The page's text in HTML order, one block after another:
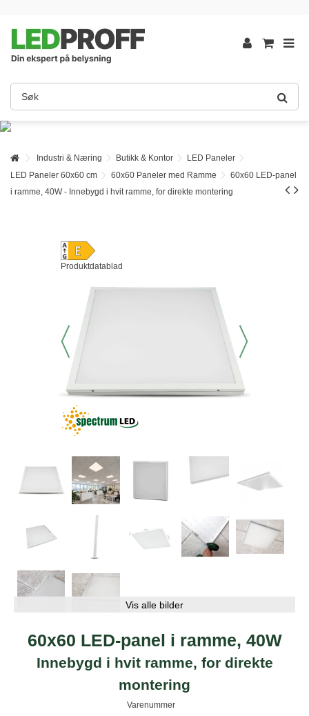
Industri & Næring Butikk & Kontor
LED Paneler
LED Paneler 60x60 cm
60x60 Paneler med Ramme
60x60 LED-panel
i ramme, 40W - Innebygd i hvit ramme, for direkte montering
Produktdatablad
Vis alle bilder
60x60 LED-panel i ramme, 40W
Innebygd i hvit ramme, for direkte
montering
Varenummer